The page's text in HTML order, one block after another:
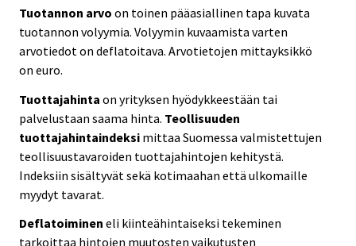
Tuotannon arvo on toinen pääasiallinen tapa kuvata
tuotannon volyymia. Volyymin kuvaamista varten
arvotiedot on deflatoitava. Arvotietojen mittayksikkö
on euro.
Tuottajahinta on yrityksen hyödykkeestään tai
palvelustaan saama hinta. Teollisuuden
tuottajahintaindeksi mittaa Suomessa valmistettujen
teollisuustavaroiden tuottajahintojen kehitystä.
Indeksiin sisältyvät sekä kotimaahan että ulkomaille
myydyt tavarat.
Deflatoiminen eli kiinteähintaiseksi tekeminen
tarkoittaa hintojen muutosten vaikutusten